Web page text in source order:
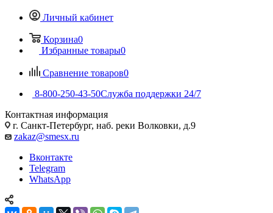
Личный кабинет
Корзина0
Избранные товары0
Сравнение товаров0
8-800-250-43-50Служба поддержки 24/7
Контактная информация
г. Санкт-Петербург, наб. реки Волковки, д.9
zakaz@smesx.ru
Вконтакте
Telegram
WhatsApp